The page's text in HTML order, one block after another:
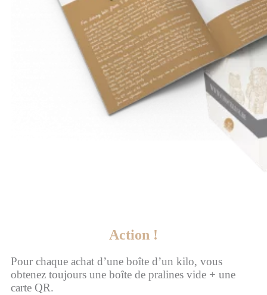
Action !
Pour chaque achat d’une boîte d’un kilo, vous
obtenez toujours une boîte de pralines vide + une
carte QR.